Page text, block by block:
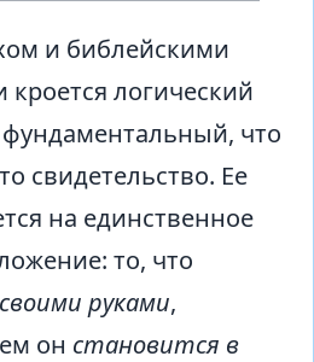
и библейскими
логический
что
свидетельство. Ее
на единственное
то, что
руками,
он становится в